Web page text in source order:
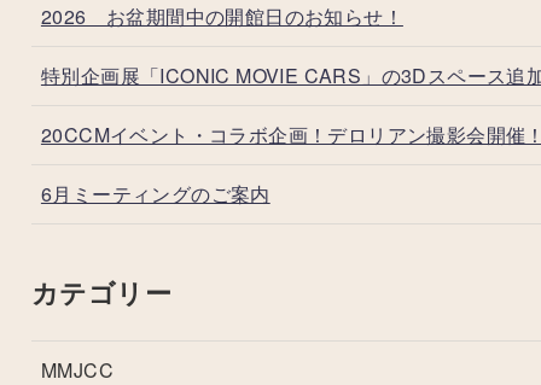
2026 お盆期間中の開館日のお知らせ！
特別企画展「ICONIC MOVIE CARS」の3Dスペース追
20CCMイベント・コラボ企画！デロリアン撮影会開催
6月ミーティングのご案内
カテゴリー
MMJCC